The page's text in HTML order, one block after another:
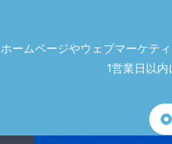
ホームページやウェブマーケテ
1営業日以内